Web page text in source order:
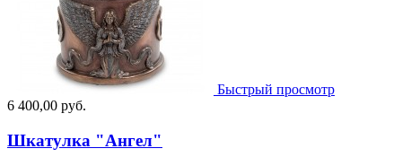
Быстрый просмотр
6 400,00 руб.
Шкатулка "Ангел"